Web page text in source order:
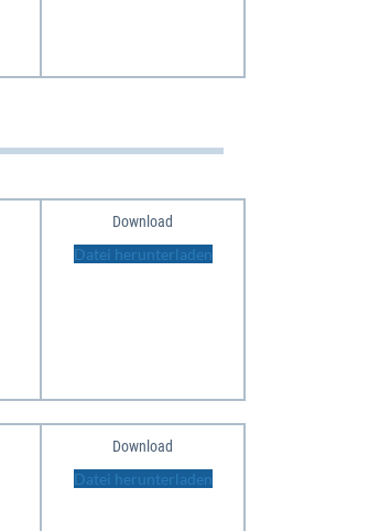
Download
Datei herunterladen
Download
Datei herunterladen